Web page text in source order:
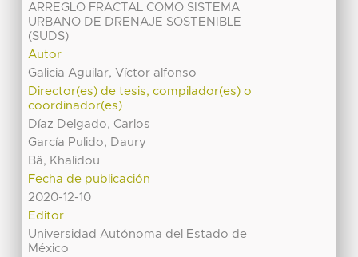
ARREGLO FRACTAL COMO SISTEMA
URBANO DE DRENAJE SOSTENIBLE
(SUDS)
Autor
Galicia Aguilar, Víctor alfonso
Director(es) de tesis, compilador(es) o
coordinador(es)
Díaz Delgado, Carlos
García Pulido, Daury
Bâ, Khalidou
Fecha de publicación
2020-12-10
Editor
Universidad Autónoma del Estado de
México